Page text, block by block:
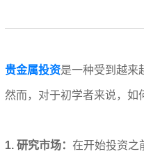
贵金属投资是一种受到越来
然而，对于初学者来说，如
1. 研究市场：在开始投资之